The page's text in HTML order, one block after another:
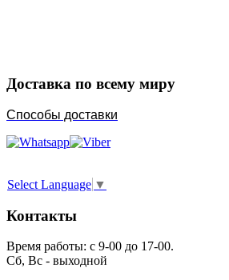
Доставка по всему миру
Способы доставки
Select Language ▼
Контакты
Время работы: с 9-00 до 17-00.
Сб, Вс - выходной